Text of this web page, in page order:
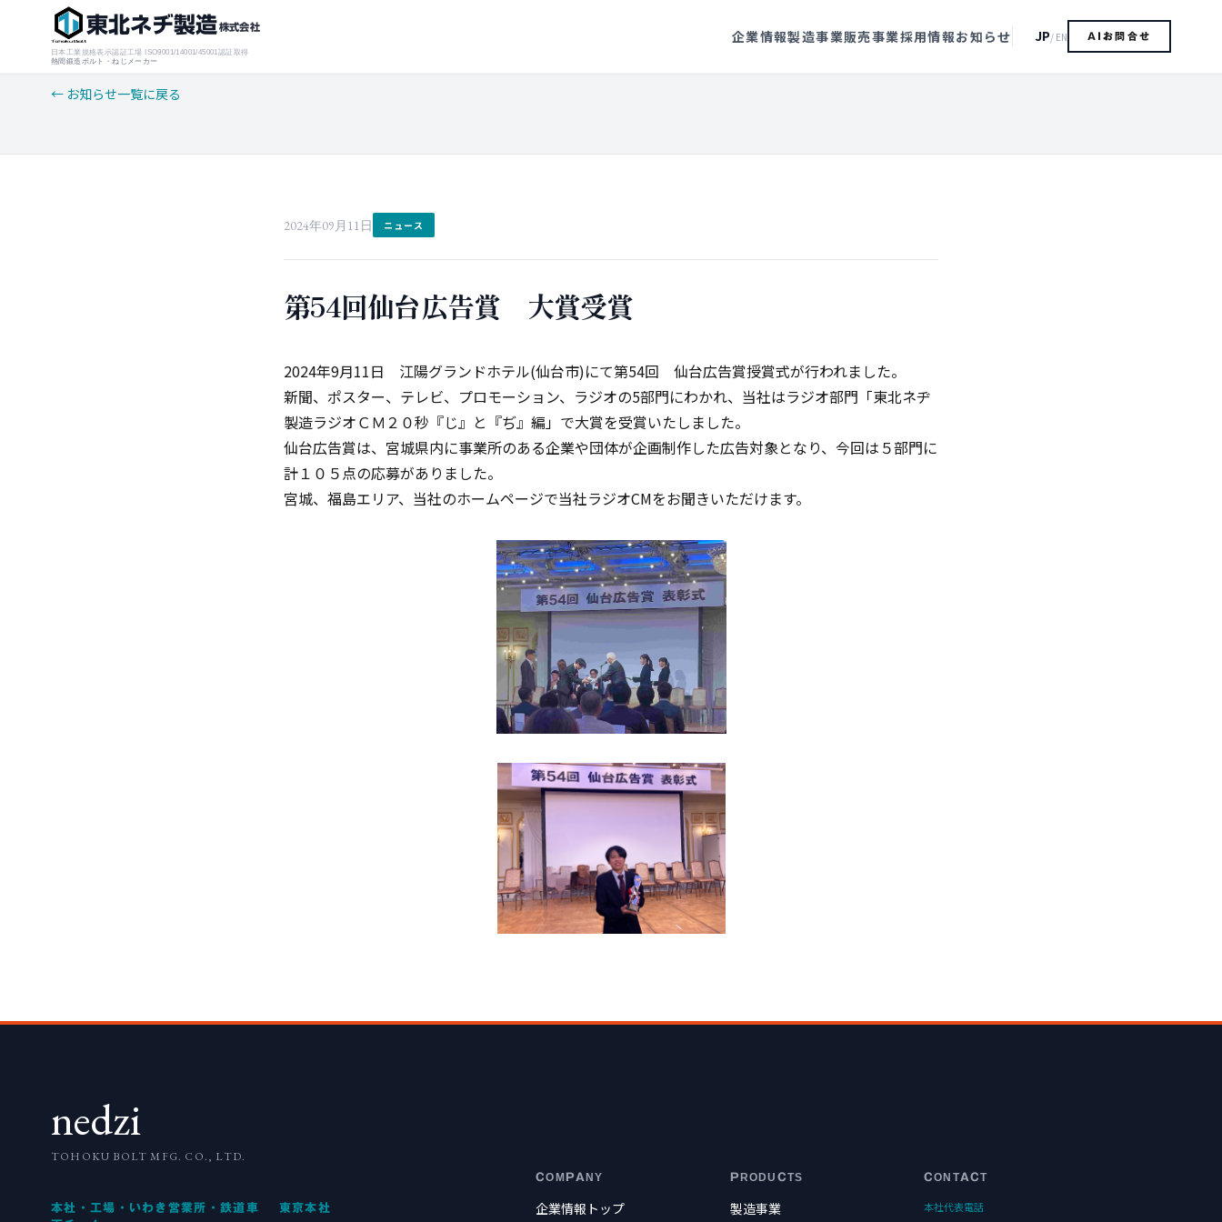
東北ネヂ製造株式会社
日本工業規格表示認証工場 ISO9001/14001/45001認証取得
熱間鍛造ボルト・ねじメーカー
企業情報製造事業販売事業採用情報お知らせ JP/ EN AIお問合せ
← お知らせ一覧に戻る
2024年09月11日 ニュース
第54回仙台広告賞 大賞受賞
2024年9月11日 江陽グランドホテル(仙台市)にて第54回 仙台広告賞授賞式が行われました。
新聞、ポスター、テレビ、プロモーション、ラジオの5部門にわかれ、当社はラジオ部門「東北ネヂ
製造ラジオＣＭ２０秒『じ』と『ぢ』編」で大賞を受賞いたしました。
仙台広告賞は、宮城県内に事業所のある企業や団体が企画制作した広告対象となり、今回は５部門に
計１０５点の応募がありました。
宮城、福島エリア、当社のホームページで当社ラジオCMをお聞きいただけます。
nedzi
TOHOKU BOLT MFG. CO., LTD.
COMPANY PRODUCTS CONTACT
本社・工場・いわき営業所・鉄道車
東京本社 企業情報トップ 製造事業 本社代表電話